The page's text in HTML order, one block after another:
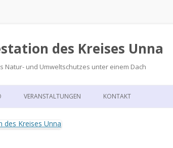
des Kreises Unna
Natur- und Umweltschutzes unter einem Dach
VERANSTALTUNGEN KONTAKT